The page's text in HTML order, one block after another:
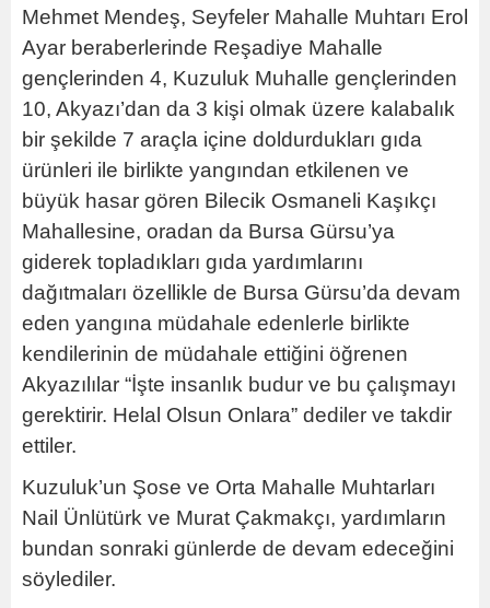
Mehmet Mendeş, Seyfeler Mahalle Muhtarı Erol
Ayar beraberlerinde Reşadiye Mahalle
gençlerinden 4, Kuzuluk Muhalle gençlerinden
10, Akyazı’dan da 3 kişi olmak üzere kalabalık
bir şekilde 7 araçla içine doldurdukları gıda
ürünleri ile birlikte yangından etkilenen ve
büyük hasar gören Bilecik Osmaneli Kaşıkçı
Mahallesine, oradan da Bursa Gürsu’ya
giderek topladıkları gıda yardımlarını
dağıtmaları özellikle de Bursa Gürsu’da devam
eden yangına müdahale edenlerle birlikte
kendilerinin de müdahale ettiğini öğrenen
Akyazılılar “İşte insanlık budur ve bu çalışmayı
gerektirir. Helal Olsun Onlara” dediler ve takdir
ettiler.
Kuzuluk’un Şose ve Orta Mahalle Muhtarları
Nail Ünlütürk ve Murat Çakmakçı, yardımların
bundan sonraki günlerde de devam edeceğini
söylediler.